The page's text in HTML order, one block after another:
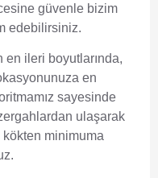
güvenle bizim
edebilirsiniz.
en ileri boyutlarında,
en
sayesinde
ulaşarak
kökten minimuma